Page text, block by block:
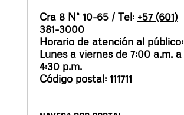
Cra 8 N° 10-65 / Tel: +57 (601)
381-3000
Horario de atención al público:
Lunes a viernes de 7:00 a.m. a
4:30 p.m.
Código postal: 111711